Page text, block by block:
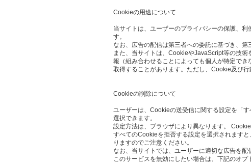
Cookieの用途について
当サイトは、ユーザーのプライバシーの保護、
す。
なお、広告の配信は第三者への委託に基づき、第
また、当サイトは、CookieやJavaScript等の技
報（組み合わせることによっても個人が特定で
取得することがあります。ただし、Cookie及び行
Cookieの削除について
ユーザーは、Cookieの送受信に関する設定を「
選択できます。
設定方法は、ブラウザにより異なります。
すべてのCookieを拒否する設定を選択されます
りますのでご注意ください。
なお、当サイトでは、ユーザーに適切な広告を
このサービスを無効にしたい場合は、下記のオプ